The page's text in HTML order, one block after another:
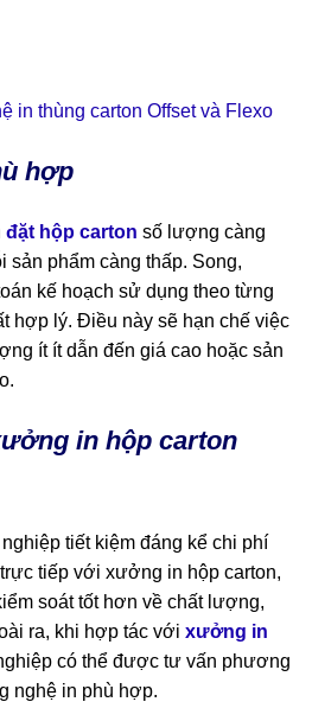
hợp
đặt hộp carton số lượng càng
sản phẩm càng thấp. Song,
kế hoạch sử dụng theo từng
hợp lý. Điều này sẽ hạn chế việc
ít ít dẫn đến giá cao hoặc sản
in hộp carton
tiết kiệm đáng kể chi phí
tiếp với xưởng in hộp carton,
soát tốt hơn về chất lượng,
ra, khi hợp tác với xưởng in
có thể được tư vấn phương
nghệ in phù hợp.